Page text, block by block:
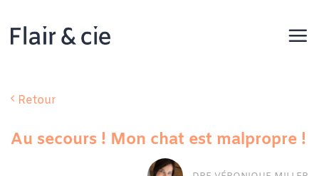
contenu
Retour
Au secours ! Mon chat est malpropre !